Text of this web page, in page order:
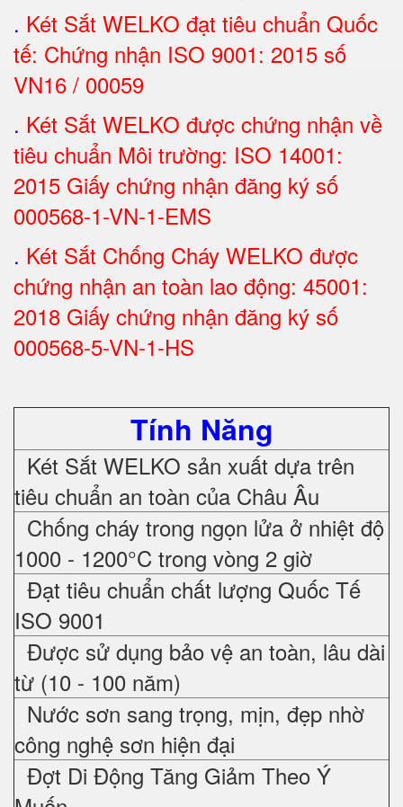
. Két Sắt WELKO đạt tiêu chuẩn Quốc
tế: Chứng nhận ISO 9001: 2015 số
VN16 / 00059
. Két Sắt WELKO được chứng nhận về
tiêu chuẩn Môi trường: ISO 14001:
2015 Giấy chứng nhận đăng ký số
000568-1-VN-1-EMS
. Két Sắt Chống Cháy WELKO được
chứng nhận an toàn lao động: 45001:
2018 Giấy chứng nhận đăng ký số
000568-5-VN-1-HS
Tính Năng
Két Sắt WELKO sản xuất dựa trên
tiêu chuẩn an toàn của Châu Âu
Chống cháy trong ngọn lửa ở nhiệt độ
1000 - 1200°C trong vòng 2 giờ
Đạt tiêu chuẩn chất lượng Quốc Tế
ISO 9001
Được sử dụng bảo vệ an toàn, lâu dài
từ (10 - 100 năm)
Nước sơn sang trọng, mịn, đẹp nhờ
công nghệ sơn hiện đại
Đợt Di Động Tăng Giảm Theo Ý